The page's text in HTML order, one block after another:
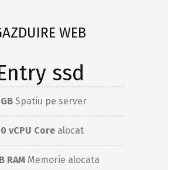
WEB
ssd
Spatiu pe server
vCPU Core alocat
RAMMemorie alocata